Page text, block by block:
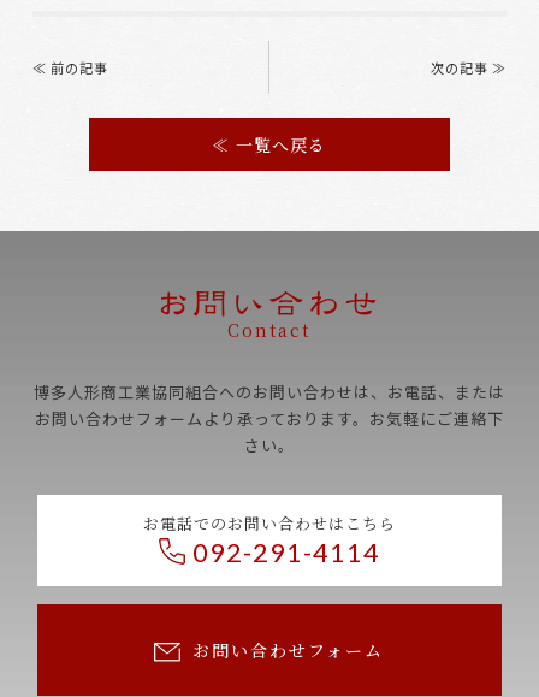
navigation
≪ 前の記事 次の記事 ≫
≪ 一覧へ戻る
Contact
博多人形商工業協同組合へのお問い合わせは、お電話、
または
お問い合わせフォームより承っております。お気軽にご連絡下
さい。
お電話でのお問い合わせはこちら
092-291-4114
お問い合わせフォーム